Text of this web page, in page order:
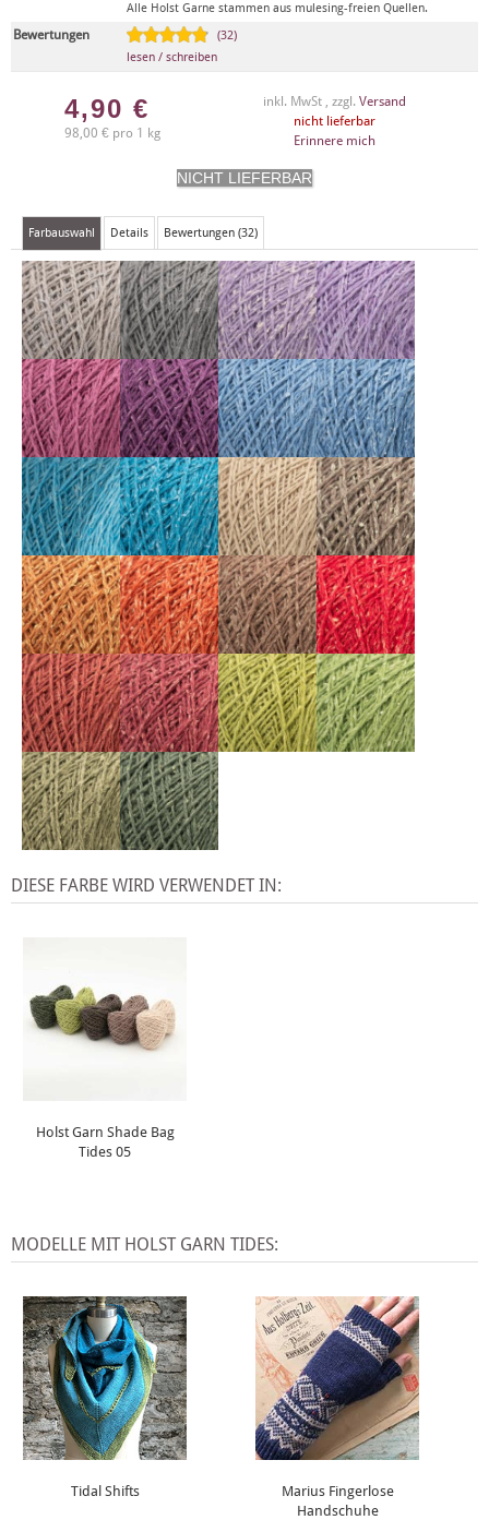
Alle Holst Garne stammen aus mulesing-freien Quellen.
Bewertungen
(32)
lesen / schreiben
4,90 €
98,00 € pro 1 kg
inkl. MwSt , zzgl. Versand
nicht lieferbar
Erinnere mich
Farbauswahl Details Bewertungen (32)
DIESE FARBE WIRD VERWENDET IN:
Holst Garn Shade Bag
Tides 05
MODELLE MIT HOLST GARN TIDES:
Tidal Shifts
Marius Fingerlose
Handschuhe